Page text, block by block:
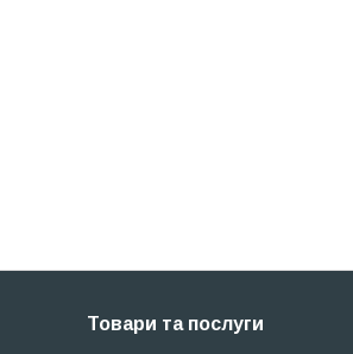
Товари та послуги